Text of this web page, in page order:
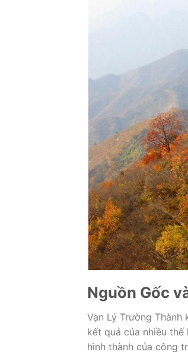
Nguồn Gốc
Vạn Lý Trường
kết quả của nhiều
hình thành của công